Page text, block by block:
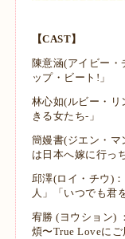
【CAST】
陳意涵(アイビー
ップ・ビート!」
林心如(ルビー・リ
きる女たち-」
簡嫚書(ジエン・マ
は日本へ嫁に行っ
邱澤(ロイ・チウ)
人」「いつでも君
宥勝 (ヨウション)
煩〜True Loveにご